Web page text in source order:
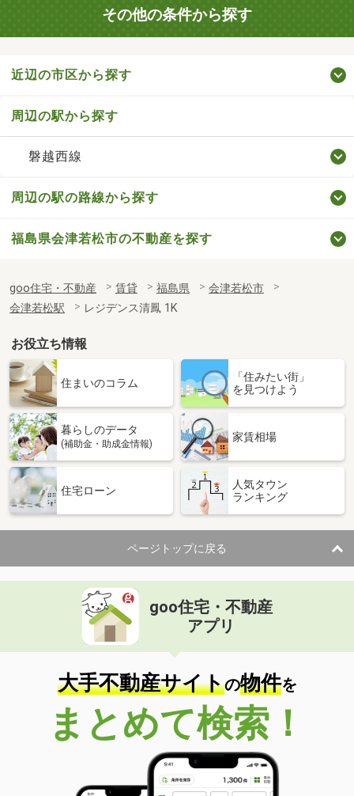
その他の条件から探す
近辺の市区から探す
周辺の駅から探す
磐越西線
周辺の駅の路線から探す
福島県会津若松市の不動産を探す
goo住宅・不動産 賃貸 福島県
会津若松市
会津若松駅
レジデンス清鳳 1K
お役立ち情報
住まいのコラム
「住みたい街」
を見つけよう
暮らしのデータ
(補助金・助成金情報)
家賃相場
住宅ローン
人気タウン
ランキング
ページトップに戻る
goo住宅・不動産
アプリ
大手不動産サイトの物件を
まとめて検索！